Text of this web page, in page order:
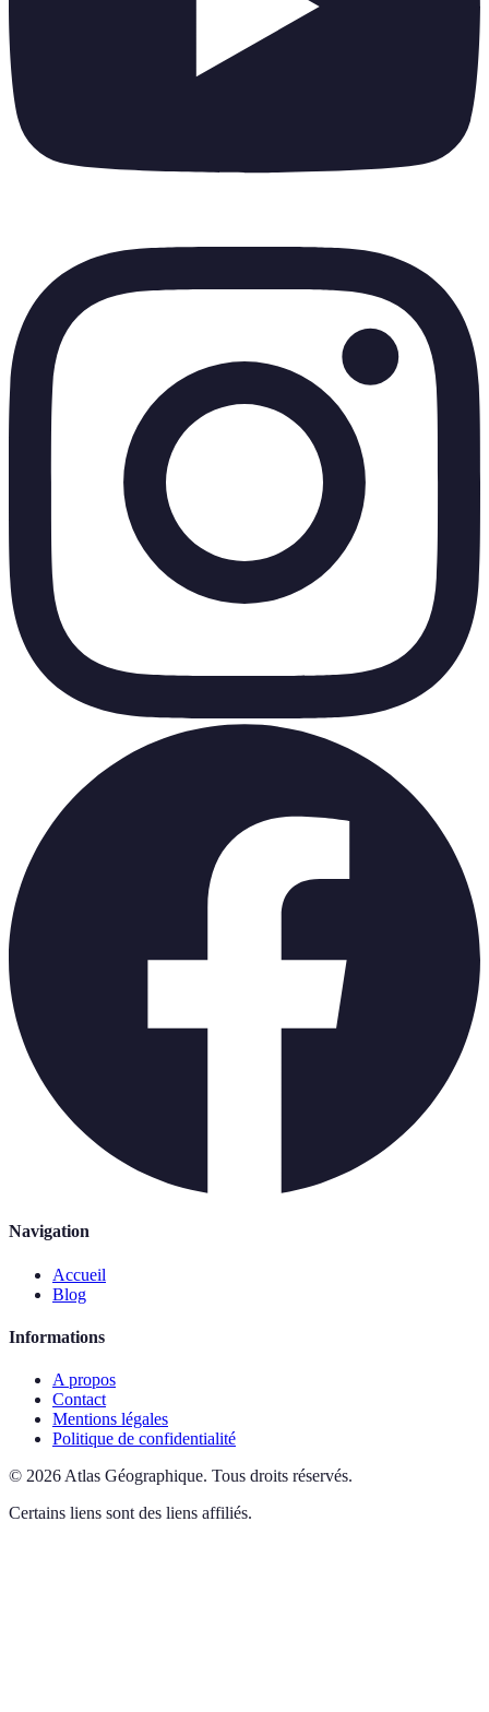
Navigation
Accueil
Blog
Informations
A propos
Contact
Mentions légales
Politique de confidentialité
© 2026 Atlas Géographique. Tous droits réservés.
Certains liens sont des liens affiliés.